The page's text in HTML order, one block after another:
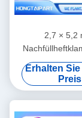
2,7 × 5,2
9454-
Ersatzzubehör
Finisher-
Erhalten
Preis